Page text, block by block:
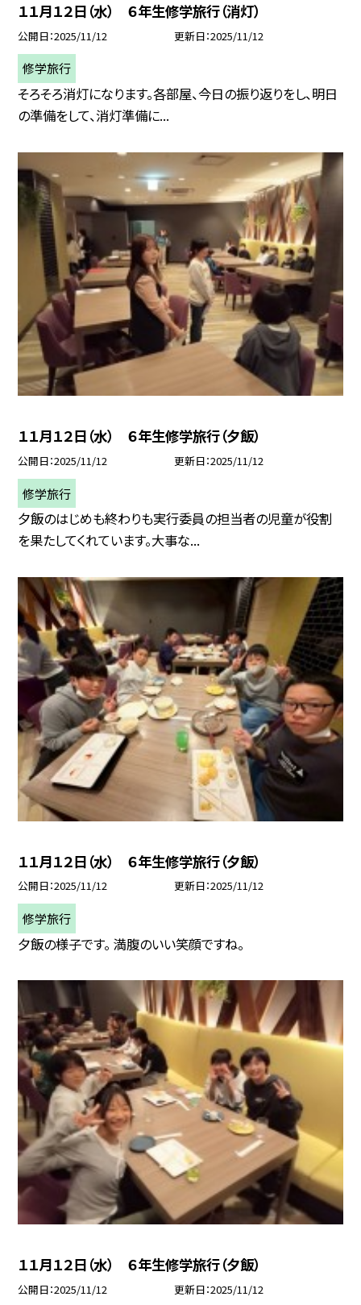
１１月１２日（水） ６年生修学旅行（消灯）
公開日 2025/11/12 更新日 2025/11/12
修学旅行
そろそろ消灯になります。各部屋、今日の振り返りをし、明日
の準備をして、消灯準備に...
１１月１２日（水） ６年生修学旅行（夕飯）
公開日 2025/11/12 更新日 2025/11/12
修学旅行
夕飯のはじめも終わりも実行委員の担当者の児童が役割
を果たしてくれています。大事な...
１１月１２日（水） ６年生修学旅行（夕飯）
公開日 2025/11/12 更新日 2025/11/12
修学旅行
夕飯の様子です。 満腹のいい笑顔ですね。
１１月１２日（水） ６年生修学旅行（夕飯）
公開日 2025/11/12 更新日 2025/11/12